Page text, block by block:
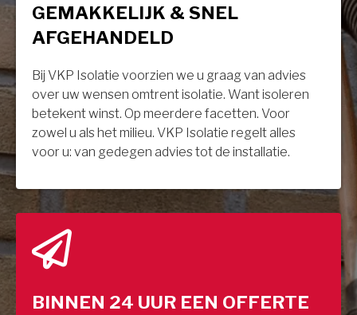
GEMAKKELIJK & SNEL
AFGEHANDELD
Bij VKP Isolatie voorzien we u graag van advies
over uw wensen omtrent isolatie. Want isoleren
betekent winst. Op meerdere facetten. Voor
zowel u als het milieu. VKP Isolatie regelt alles
voor u: van gedegen advies tot de installatie.
BINNEN 24 UUR EEN OFFERTE